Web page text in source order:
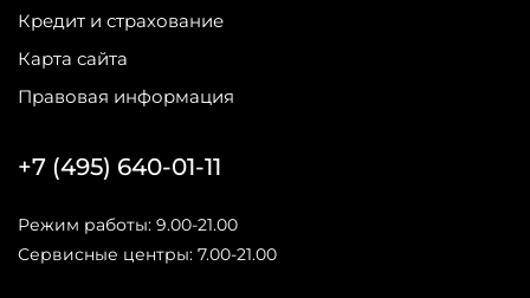
Кредит и страхование
Карта сайта
Правовая информация
+7 (495) 640-01-11
Режим работы: 9.00-21.00
Сервисные центры: 7.00-21.00